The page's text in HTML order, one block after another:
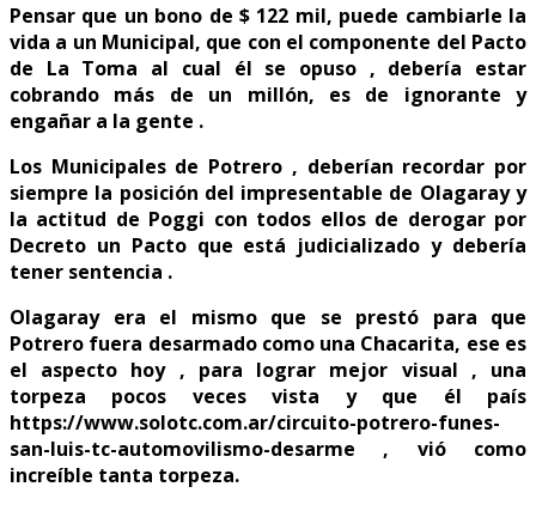
Pensar que un bono de $ 122 mil, puede cambiarle la
vida a un Municipal, que con el componente del Pacto
de La Toma al cual él se opuso , debería estar
cobrando más de un millón, es de ignorante y
engañar a la gente .
Los Municipales de Potrero , deberían recordar por
siempre la posición del impresentable de Olagaray y
la actitud de Poggi con todos ellos de derogar por
Decreto un Pacto que está judicializado y debería
tener sentencia .
Olagaray era el mismo que se prestó para que
Potrero fuera desarmado como una Chacarita, ese es
el aspecto hoy , para lograr mejor visual , una
torpeza pocos veces vista y que él país
https://www.solotc.com.ar/circuito-potrero-funes-
san-luis-tc-automovilismo-desarme , vió como
increíble tanta torpeza.